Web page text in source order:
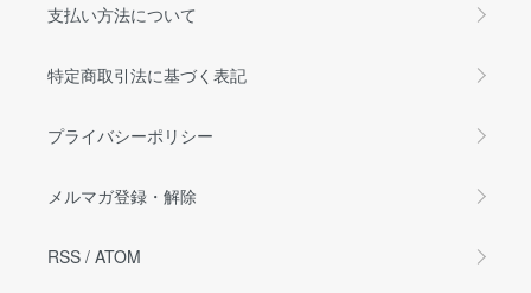
支払い方法について
特定商取引法に基づく表記
プライバシーポリシー
メルマガ登録・解除
RSS / ATOM